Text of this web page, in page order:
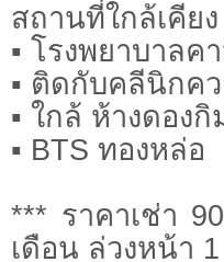
สถานที่ใกล้เคียง
▪ โรงพยาบาลค
▪ ติดกับคลีนิกค
▪ ใกล้ ห้างดอง
▪ BTS ทองหล่อ
*** ราคาเช่า
เดือน ล่วงหน้า